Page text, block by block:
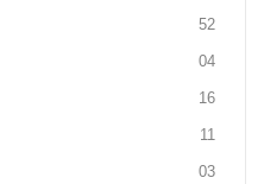
52
04
16
11
03